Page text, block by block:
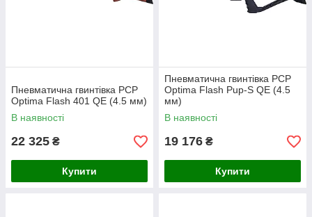
Пневматична гвинтівка PCP
Optima Flash 401 QE (4.5 мм)
В наявності
22 325 ₴
Купити
Пневматична гвинтівка PCP
Optima Flash Pup-S QE (4.5
мм)
В наявності
19 176 ₴
Купити